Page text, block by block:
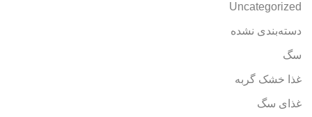
Uncategorized
دسته‌بندی نشده
سگ
غذا خشک گربه
غذای سگ